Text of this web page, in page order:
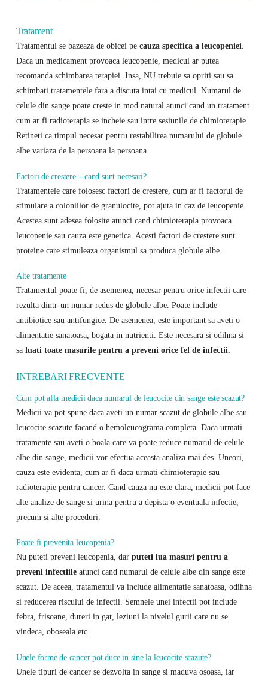
Tratament
Tratamentul se bazeaza de obicei pe cauza specifica a leucopeniei
Daca un medicament provoaca leucopenie, medicul ar putea
recomanda schimbarea terapiei. Insa, NU trebuie sa opriti sau sa
schimbati tratamentele fara a discuta intai cu medicul. Numarul de
celule din sange poate creste in mod natural atunci cand un tratament
cum ar fi radioterapia se incheie sau intre sesiunile de chimioterapie.
Retineti ca timpul necesar pentru restabilirea numarului de globule
albe variaza de la persoana la persoana.
Factori de crestere – cand sunt necesari?
Tratamentele care folosesc factori de crestere, cum ar fi factorul de
stimulare a coloniilor de granulocite, pot ajuta in caz de leucopenie.
Acestea sunt adesea folosite atunci cand chimioterapia provoaca
leucopenie sau cauza este genetica. Acesti factori de crestere sunt
proteine ​​care stimuleaza organismul sa produca globule albe.
Alte tratamente
Tratamentul poate fi, de asemenea, necesar pentru orice infectii care
rezulta dintr-un numar redus de globule albe. Poate include
antibiotice sau antifungice. De asemenea, este important sa aveti o
alimentatie sanatoasa, bogata in nutrienti. Este necesara si odihna si
sa luati toate masurile pentru a preveni orice fel de infectii.
INTREBARI FRECVENTE
Cum pot afla medicii daca numarul de leucocite din sange este scazut?
Medicii va pot spune daca aveti un numar scazut de globule albe sau
leucocite scazute facand o hemoleucograma completa. Daca urmati
tratamente sau aveti o boala care va poate reduce numarul de celule
albe din sange, medicii vor efectua aceasta analiza mai des. Uneori,
cauza este evidenta, cum ar fi daca urmati chimioterapie sau
radioterapie pentru cancer. Cand cauza nu este clara, medicii pot face
alte analize de sange si urina pentru a depista o eventuala infectie,
precum si alte proceduri.
Poate fi prevenita leucopenia?
Nu puteti preveni leucopenia, dar puteti lua masuri pentru a
preveni infectiileatunci cand numarul de celule albe din sange este
scazut. De aceea, tratamentul va include alimentatie sanatoasa, odihna
si reducerea riscului de infectii. Semnele unei infectii pot include
febra, frisoane, dureri in gat, leziuni la nivelul gurii care nu se
vindeca, oboseala etc.
Unele forme de cancer pot duce in sine la leucocite scazute?
Unele tipuri de cancer se dezvolta in sange si maduva osoasa, iar